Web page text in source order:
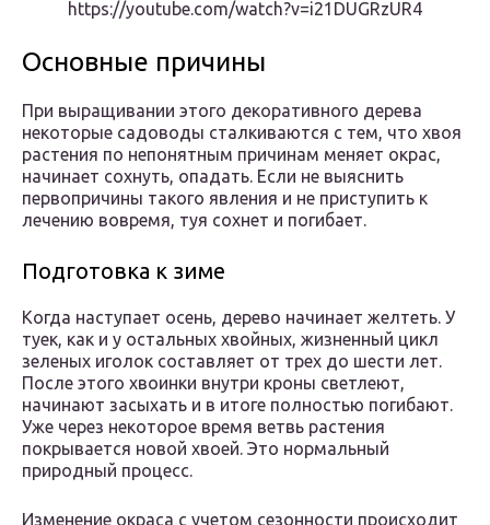
https://youtube.com/watch?v=i21DUGRzUR4
Основные причины
При выращивании этого декоративного дерева
некоторые садоводы сталкиваются с тем, что хвоя
растения по непонятным причинам меняет окрас,
начинает сохнуть, опадать. Если не выяснить
первопричины такого явления и не приступить к
лечению вовремя, туя сохнет и погибает.
Подготовка к зиме
Когда наступает осень, дерево начинает желтеть. У
туек, как и у остальных хвойных, жизненный цикл
зеленых иголок составляет от трех до шести лет.
После этого хвоинки внутри кроны светлеют,
начинают засыхать и в итоге полностью погибают.
Уже через некоторое время ветвь растения
покрывается новой хвоей. Это нормальный
природный процесс.
Изменение окраса с учетом сезонности происходит